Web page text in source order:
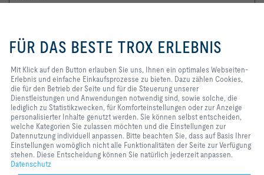
Ich möchte den Newsletter der TROX SE erhalten. Die Hinweise zum
Datenschutz habe ich gelesen. Selbstverständlich können Sie sich
jederzeit problemlos vom Newsletter wieder abmelden. Am Ende eines
jeden Newsletters finden Sie einen entsprechenden Abmeldelink.
Jetzt abonnieren
Home Kontakt
Sie uns, Ihnen ein optimales
Webseiten-Erlebnis und einfache
zählen Cookies, die für den
Betrieb der Seite und für die
Steuerung unserer
Dienstleistungen und
Anwendungen notwendig sind,
sowie solche, die lediglich zu
Statistikzwecken, für
Komforteinstellungen oder zur
Anzeige personalisierter Inhalte
genutzt werden. Sie können selbst
Sie zulassen möchten und die
FÜR DAS BESTE TROX ERLEBNIS
Mit Klick auf den Button erlauben Sie uns, Ihnen ein optimales Webseiten-
Erlebnis und einfache Einkaufsprozesse zu bieten. Dazu zählen Cookies,
die für den Betrieb der Seite und für die Steuerung unserer
Dienstleistungen und Anwendungen notwendig sind, sowie solche, die
lediglich zu Statistikzwecken, für Komforteinstellungen oder zur Anzeige
personalisierter Inhalte genutzt werden. Sie können selbst entscheiden,
welche Kategorien Sie zulassen möchten und die Einstellungen zur
Datennutzung individuell anpassen. Bitte beachten Sie, dass auf Basis Ihrer
Einstellungen womöglich nicht alle Funktionalitäten der Seite zur Verfügung
stehen. Diese Entscheidung können Sie natürlich jederzeit anpassen.
Datenschutz